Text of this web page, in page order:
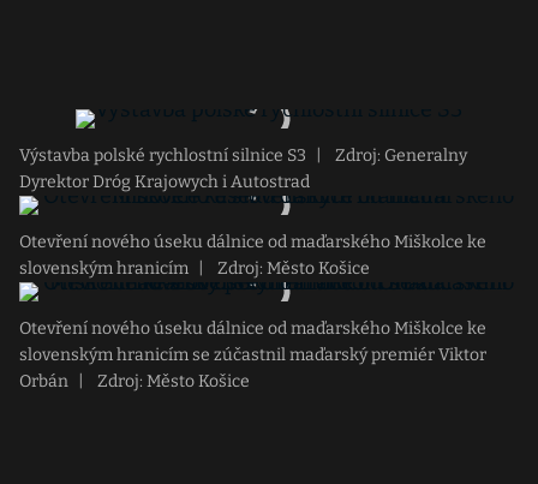
Výstavba polské rychlostní silnice S3
Zdroj: Generalny
Dyrektor Dróg Krajowych i Autostrad
Otevření nového úseku dálnice od maďarského Miškolce ke
slovenským hranicím
Zdroj: Město Košice
Otevření nového úseku dálnice od maďarského Miškolce ke
slovenským hranicím se zúčastnil maďarský premiér Viktor
Orbán
Zdroj: Město Košice